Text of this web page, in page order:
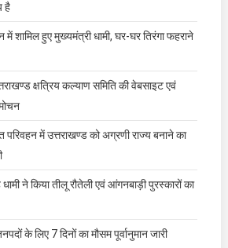
है
में शामिल हुए मुख्यमंत्री धामी, घर-घर तिरंगा फहराने
क्षत्रिय कल्याण समिति की वेबसाइट एवं
परिवहन में उत्तराखण्ड को अग्रणी राज्य बनाने का
ने किया तीलू रौतेली एवं आंगनबाड़ी पुरस्कारों का
के लिए 7 दिनों का मौसम पूर्वानुमान जारी